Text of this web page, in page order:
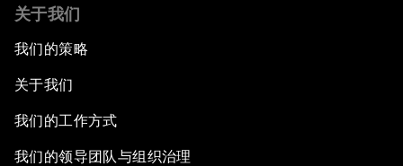
关于我们
我们的策略
关于我们
我们的工作方式
我们的领导团队与组织治理